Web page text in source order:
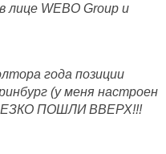
лице WEBO Group и
года позиции
(у меня настроен
РЕЗКО ПОШЛИ ВВЕРХ!!!